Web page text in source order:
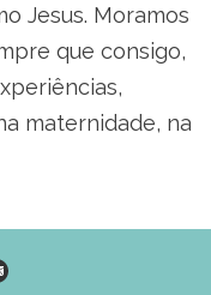
Jesus. Moramos
que consigo,
maternidade, na